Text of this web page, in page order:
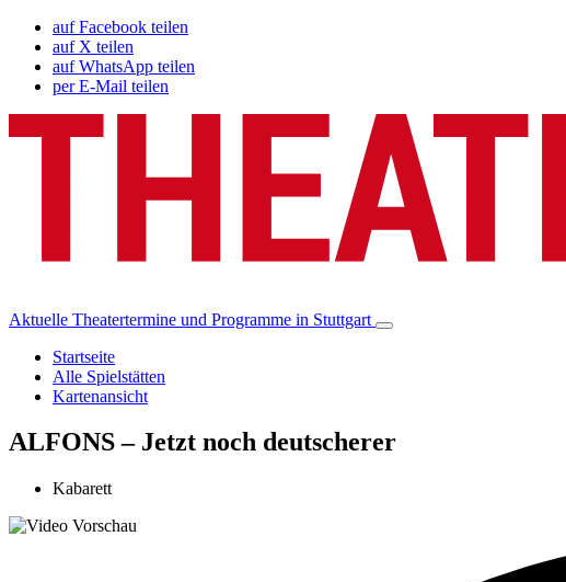
auf Facebook teilen
auf X teilen
auf WhatsApp teilen
per E-Mail teilen
Aktuelle Theatertermine und Programme in Stuttgart
Startseite
Alle Spielstätten
Kartenansicht
ALFONS – Jetzt noch deutscherer
Kabarett